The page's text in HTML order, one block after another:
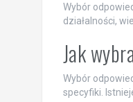
Wybór
działalności,
Jak
Wybór
specyfiki.